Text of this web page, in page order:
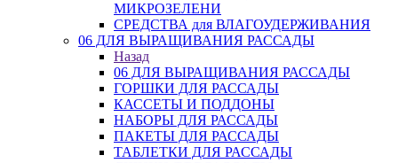
МИКРОЗЕЛЕНИ
СРЕДСТВА для ВЛАГОУДЕРЖИВАНИЯ
06 ДЛЯ ВЫРАЩИВАНИЯ РАССАДЫ
Назад
06 ДЛЯ ВЫРАЩИВАНИЯ РАССАДЫ
ГОРШКИ ДЛЯ РАССАДЫ
КАССЕТЫ И ПОДДОНЫ
НАБОРЫ ДЛЯ РАССАДЫ
ПАКЕТЫ ДЛЯ РАССАДЫ
ТАБЛЕТКИ ДЛЯ РАССАДЫ